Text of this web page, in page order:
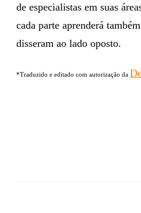
de especialistas em suas
cada parte aprenderá
disseram ao lado oposto.
*Traduzido e editado com autorização da